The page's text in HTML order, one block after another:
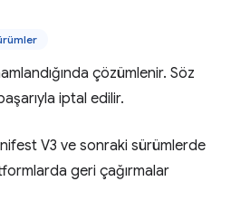
çözümlenir. Söz
iptal edilir.
V3 ve sonraki sürümlerde
geri çağırmalar